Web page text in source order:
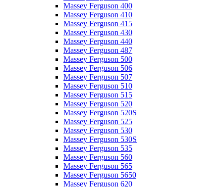
Massey Ferguson 400
Massey Ferguson 410
Massey Ferguson 415
Massey Ferguson 430
Massey Ferguson 440
Massey Ferguson 487
Massey Ferguson 500
Massey Ferguson 506
Massey Ferguson 507
Massey Ferguson 510
Massey Ferguson 515
Massey Ferguson 520
Massey Ferguson 520S
Massey Ferguson 525
Massey Ferguson 530
Massey Ferguson 530S
Massey Ferguson 535
Massey Ferguson 560
Massey Ferguson 565
Massey Ferguson 5650
Massey Ferguson 620